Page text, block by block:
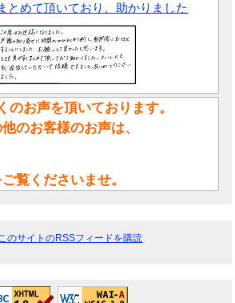
とめて頂いており、助かりました
のお声を頂いております。
のお客様のお声は、
覧くださいませ。
のサイトのRSSフィードを購読